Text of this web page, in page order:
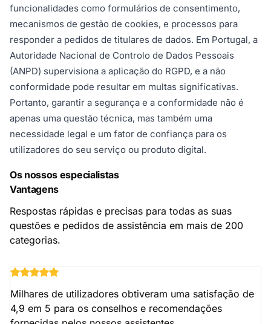
funcionalidades como formulários de consentimento,
mecanismos de gestão de cookies, e processos para
responder a pedidos de titulares de dados. Em Portugal, a
Autoridade Nacional de Controlo de Dados Pessoais
(ANPD) supervisiona a aplicação do RGPD, e a não
conformidade pode resultar em multas significativas.
Portanto, garantir a segurança e a conformidade não é
apenas uma questão técnica, mas também uma
necessidade legal e um fator de confiança para os
utilizadores do seu serviço ou produto digital.
Os nossos especialistas
Vantagens
Respostas rápidas e precisas para todas as suas
questões e pedidos de assistência em mais de 200
categorias.
Milhares de utilizadores obtiveram uma satisfação de
4,9 em 5 para os conselhos e recomendações